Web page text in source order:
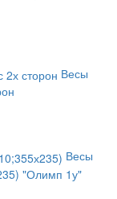
Весы
Весы
"Олимп 1у"